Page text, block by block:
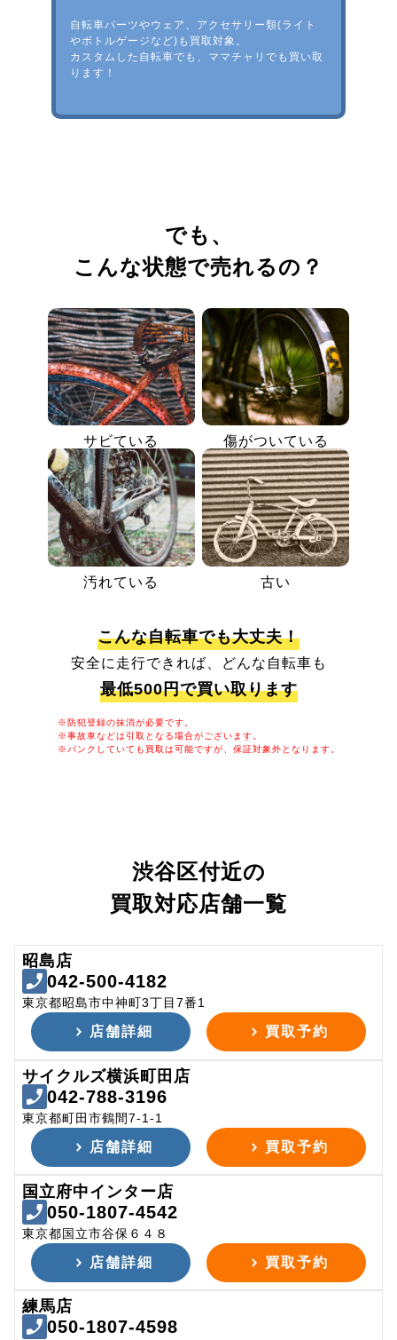
自転車パーツやウェア、アクセサリー類(ライト
やボトルゲージなど)も買取対象。
カスタムした自転車でも、ママチャリでも買い取
ります！
でも、
こんな状態で売れるの？
サビている 傷がついている
汚れている 古い
こんな自転車でも大丈夫！
安全に走行できれば、どんな自転車も
最低500円で買い取ります
※防犯登録の抹消が必要です。
※事故車などは引取となる場合がございます。
※パンクしていても買取は可能ですが、保証対象外となります。
渋谷区付近の
買取対応店舗一覧
昭島店
042-500-4182
東京都昭島市中神町3丁目7番1
店舗詳細 買取予約
サイクルズ横浜町田店
042-788-3196
東京都町田市鶴間7-1-1
店舗詳細 買取予約
国立府中インター店
050-1807-4542
東京都国立市谷保６４８
店舗詳細 買取予約
練馬店
050-1807-4598